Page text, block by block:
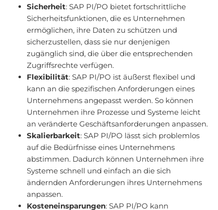
Sicherheit: SAP PI/PO bietet fortschrittliche
Sicherheitsfunktionen, die es Unternehmen
ermöglichen, ihre Daten zu schützen und
sicherzustellen, dass sie nur denjenigen
zugänglich sind, die über die entsprechenden
Zugriffsrechte verfügen.
Flexibilität: SAP PI/PO ist äußerst flexibel und
kann an die spezifischen Anforderungen eines
Unternehmens angepasst werden. So können
Unternehmen ihre Prozesse und Systeme leicht
an veränderte Geschäftsanforderungen anpassen.
Skalierbarkeit: SAP PI/PO lässt sich problemlos
auf die Bedürfnisse eines Unternehmens
abstimmen. Dadurch können Unternehmen ihre
Systeme schnell und einfach an die sich
ändernden Anforderungen ihres Unternehmens
anpassen.
Kosteneinsparungen: SAP PI/PO kann